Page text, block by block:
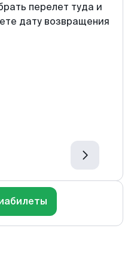
перелет туда и
дату возвращения